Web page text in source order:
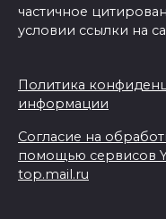
частичное
условии ссылки на
Политика
информации
Согласие на
помощью сервисов
top.mail.ru